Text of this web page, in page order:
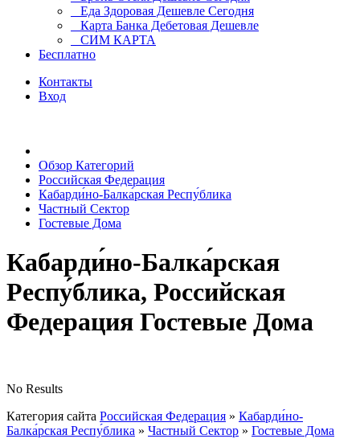
Еда Здоровая Дешевле Сегодня
Карта Банка Дебетовая Дешевле
СИМ КАРТА
Бесплатно
Контакты
Вход
Обзор Категорий
Российская Федерация
Кабарди́но-Балка́рская Респу́блика
Частный Сектор
Гостевые Дома
Кабарди́но-Балка́рская
Респу́блика, Российская
Федерация Гостевые Дома
No Results
Категория сайта Российская Федерация » Кабарди́но-
Балка́рская Респу́блика » Частный Сектор » Гостевые Дома